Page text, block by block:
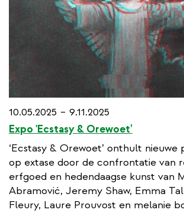
10.05.2025 – 9.11.2025
Expo 'Ecstasy & Orewoet’
‘Ecstasy & Orewoet’ onthult nieuwe
op extase door de confrontatie van
erfgoed en hedendaagse kunst van
Abramović, Jeremy Shaw, Emma
Fleury, Laure Prouvost en melanie